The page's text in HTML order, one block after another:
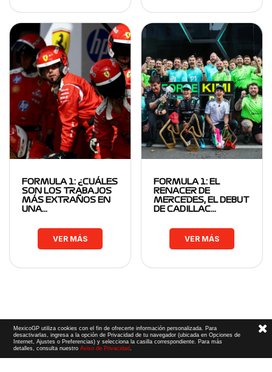
FORMULA 1: ¿CUÁLES
SON LOS TRABAJOS
MÁS EXTRAÑOS EN
UNA…
VER MÁS
FORMULA 1: EL
RENACER DE
MERCEDES, EL DEBUT
DE CADILLAC…
VER MÁS
MexicoGP utiliza cookies con el fin de ofrecerte información personalizada. Para
desactivarlas, ingresa a la opción de Privacidad de tu navegador (ubicada en Opciones de
Internet, Ajustes o Preferencias) y selecciona la casilla correspondiente. Para más
detalles, consulta nuestroAviso de Privacidad.